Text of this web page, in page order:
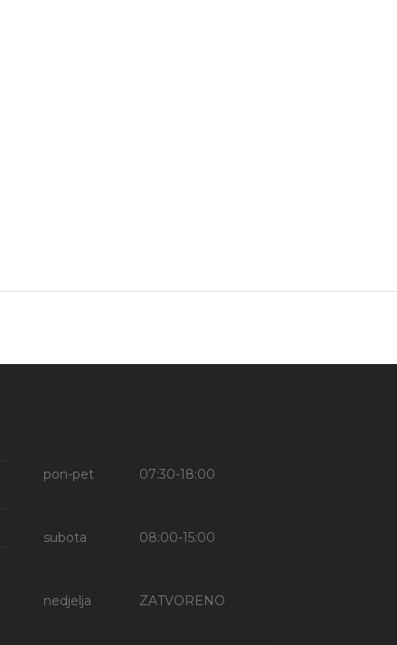
pon-pet 07:30-18:00
subota 08:00-15:00
nedjelja ZATVORENO